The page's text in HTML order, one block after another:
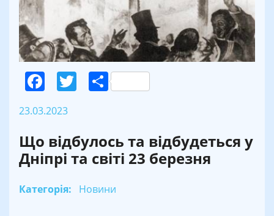
Facebook
Twitter
Поділитися
23.03.2023
Що відбулось та відбудеться у
Дніпрі та світі 23 березня
Категорія: Новини